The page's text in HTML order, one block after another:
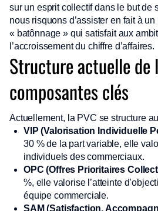
sur un esprit collectif dans le but de
nous risquons d’assister en fait à un
« batônnage » qui satisfait aux
l’accroissement du chiffre d’affaires.
Structure actuelle de
composantes clés
Actuellement, la PVC se structure
VIP (Valorisation Individuelle
30 % de la part variable, elle
individuels des commerciaux.
OPC (Offres Prioritaires
%, elle valorise l’atteinte
équipe commerciale.
SAM (Satisfaction,